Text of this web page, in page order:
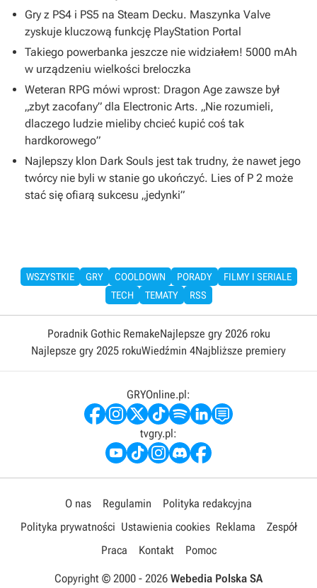
Gry z PS4 i PS5 na Steam Decku. Maszynka Valve
zyskuje kluczową funkcję PlayStation Portal
Takiego powerbanka jeszcze nie widziałem! 5000 mAh
w urządzeniu wielkości breloczka
Weteran RPG mówi wprost: Dragon Age zawsze był
„zbyt zacofany” dla Electronic Arts. „Nie rozumieli,
dlaczego ludzie mieliby chcieć kupić coś tak
hardkorowego”
Najlepszy klon Dark Souls jest tak trudny, że nawet jego
twórcy nie byli w stanie go ukończyć. Lies of P 2 może
stać się ofiarą sukcesu „jedynki”
WSZYSTKIE GRY COOLDOWN PORADY
FILMY I SERIALE
TECH
TEMATY RSS
Poradnik Gothic RemakeNajlepsze gry 2026 roku
Najlepsze gry 2025 rokuWiedźmin 4Najbliższe premiery
GRYOnline.pl:
tvgry.pl:
O nas Regulamin
Polityka redakcyjna
Polityka prywatności Ustawienia cookies Reklama
Zespół
Praca
Kontakt Pomoc
Copyright © 2000 - 2026 Webedia Polska SA